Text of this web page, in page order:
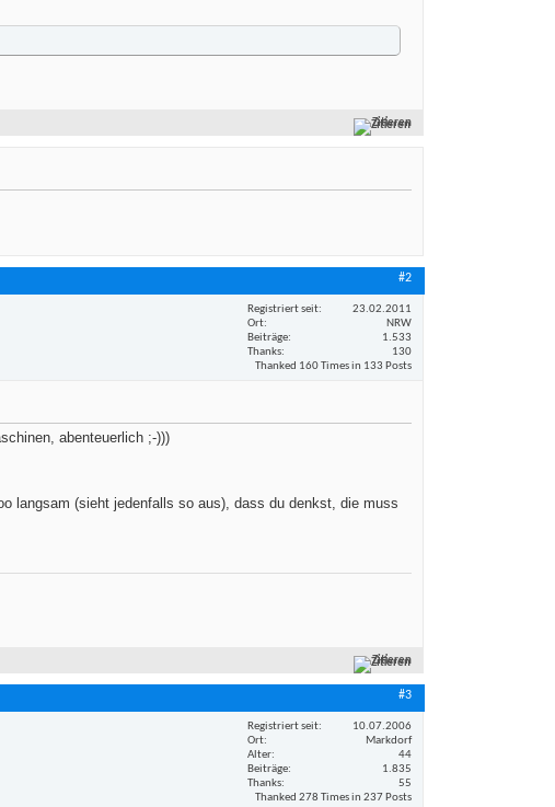
Zitieren
#2
Registriert seit
23.02.2011
Ort
NRW
Beiträge
1.533
Thanks
130
Thanked 160 Times in 133 Posts
abenteuerlich ;-)))
langsam (sieht jedenfalls so aus), dass du denkst, die muss
Zitieren
#3
Registriert seit
10.07.2006
Ort
Markdorf
Alter
44
Beiträge
1.835
Thanks
55
Thanked 278 Times in 237 Posts